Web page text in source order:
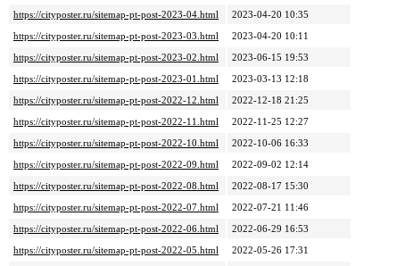
https://cityposter.ru/sitemap-pt-post-2023-04.html
2023-04-20 10:35
https://cityposter.ru/sitemap-pt-post-2023-03.html
2023-04-20 10:11
https://cityposter.ru/sitemap-pt-post-2023-02.html
2023-06-15 19:53
https://cityposter.ru/sitemap-pt-post-2023-01.html
2023-03-13 12:18
https://cityposter.ru/sitemap-pt-post-2022-12.html
2022-12-18 21:25
https://cityposter.ru/sitemap-pt-post-2022-11.html
2022-11-25 12:27
https://cityposter.ru/sitemap-pt-post-2022-10.html
2022-10-06 16:33
https://cityposter.ru/sitemap-pt-post-2022-09.html
2022-09-02 12:14
https://cityposter.ru/sitemap-pt-post-2022-08.html
2022-08-17 15:30
https://cityposter.ru/sitemap-pt-post-2022-07.html
2022-07-21 11:46
https://cityposter.ru/sitemap-pt-post-2022-06.html
2022-06-29 16:53
https://cityposter.ru/sitemap-pt-post-2022-05.html
2022-05-26 17:31